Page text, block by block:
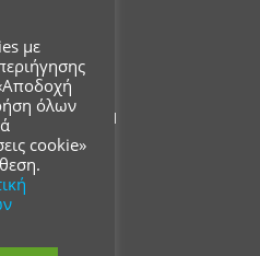
18, ΤΚ 10671
3680700
με
όλων
cookie»